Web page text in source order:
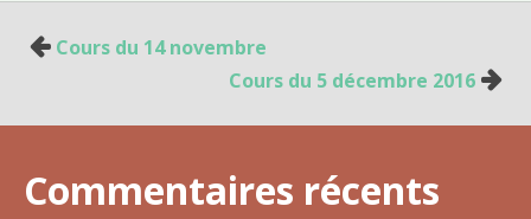
N
v
g
Cours du 14 novembre
Cours du 5 décembre 2016
Commentaires récents